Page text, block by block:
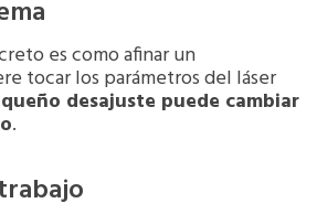
es como afinar un
tocar los parámetros del láser
desajuste puede cambiar
.